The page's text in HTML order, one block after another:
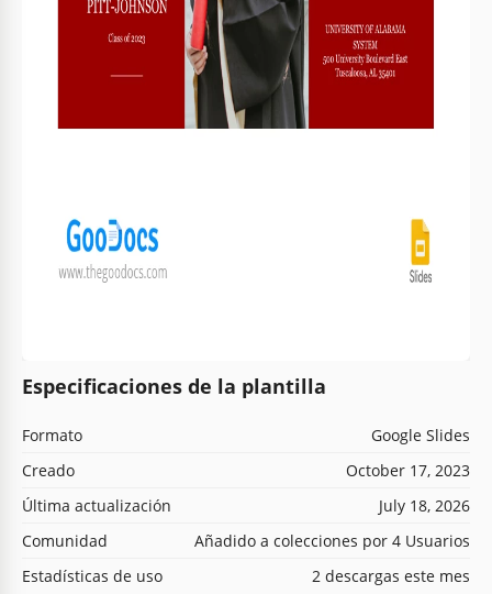
Especificaciones de la plantilla
Formato
Google Slides
Creado
October 17, 2023
Última actualización
July 18, 2026
Comunidad
Añadido a colecciones por 4 Usuarios
Estadísticas de uso
2 descargas este mes